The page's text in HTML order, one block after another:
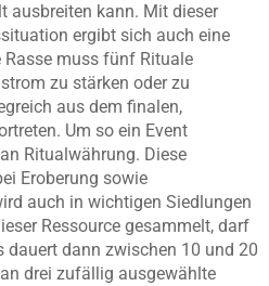
ausbreiten kann. Mit dieser
ergibt sich auch eine
Rasse muss fünf Rituale
zu stärken oder zu
aus dem finalen,
Um so ein Event
Ritualwährung. Diese
Eroberung sowie
auch in wichtigen Siedlungen
Ressource gesammelt, darf
dauert dann zwischen 10 und 20
drei zufällig ausgewählte